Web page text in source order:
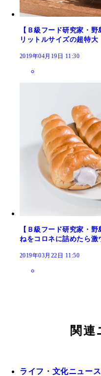
【Ｂ級フード研究家・
リットルサイズの超特大
2019年04月19日 11:30
【Ｂ級フード研究家・
ねをコロネに詰めたら激
2019年03月22日 11:50
関連
ライフ・文化ニュー